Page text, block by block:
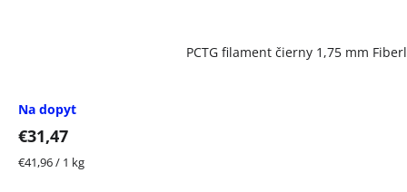
PCTG filament čierny 1,75 mm
Na dopyt
€31,47
Jednotková
€41,96 / 1 kg